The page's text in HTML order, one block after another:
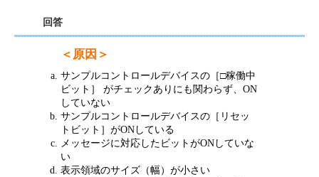
回答
＜原因＞
サンプルコントロールデバイスの［□稼働中
ビット］ がチェックありにも関わらず、ON
していない
サンプルコントロールデバイスの［リセッ
トビット］がONしている
メッセージに対応したビットがONしていな
い
表示領域のサイズ（幅）が小さい